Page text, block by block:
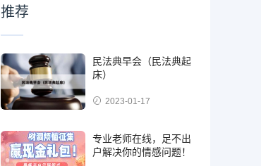
推荐
民法典早会（民法典起
床）
2023-01-17
专业老师在线，足不出
户解决你的情感问题！